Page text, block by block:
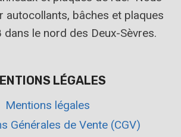
autocollants, bâches et plaques
le nord des Deux-Sèvres.
LÉGALES
Mentions légales
Générales de Vente (CGV)